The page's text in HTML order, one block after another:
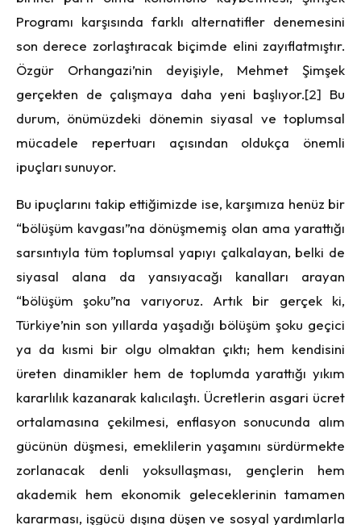
Programı karşısında farklı alternatifler denemesini
son derece zorlaştıracak biçimde elini zayıflatmıştır.
Özgür Orhangazi’nin deyişiyle, Mehmet Şimşek
gerçekten de çalışmaya daha yeni başlıyor.[2] Bu
durum, önümüzdeki dönemin siyasal ve toplumsal
mücadele repertuarı açısından oldukça önemli
ipuçları sunuyor.
Bu ipuçlarını takip ettiğimizde ise, karşımıza henüz bir
“bölüşüm kavgası”na dönüşmemiş olan ama yarattığı
sarsıntıyla tüm toplumsal yapıyı çalkalayan, belki de
siyasal alana da yansıyacağı kanalları arayan
“bölüşüm şoku”na varıyoruz. Artık bir gerçek ki,
Türkiye’nin son yıllarda yaşadığı bölüşüm şoku geçici
ya da kısmi bir olgu olmaktan çıktı; hem kendisini
üreten dinamikler hem de toplumda yarattığı yıkım
kararlılık kazanarak kalıcılaştı. Ücretlerin asgari ücret
ortalamasına çekilmesi, enflasyon sonucunda alım
gücünün düşmesi, emeklilerin yaşamını sürdürmekte
zorlanacak denli yoksullaşması, gençlerin hem
akademik hem ekonomik geleceklerinin tamamen
kararması, işgücü dışına düşen ve sosyal yardımlarla